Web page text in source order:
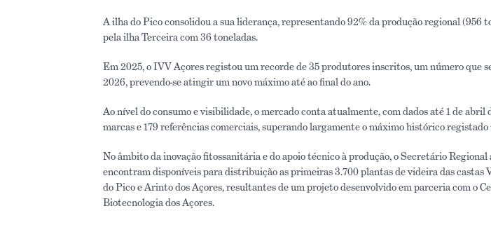
A ilha do Pico consolidou a sua liderança, representando 92% da produção regional (956
pela ilha Terceira com 36 toneladas.
Em 2025, o IVV Açores registou um recorde de 35 produtores inscritos, um número que
2026, prevendo-se atingir um novo máximo até ao final do ano.
Ao nível do consumo e visibilidade, o mercado conta atualmente, com dados até 1 de abril
marcas e 179 referências comerciais, superando largamente o máximo histórico registado
No âmbito da inovação fitossanitária e do apoio técnico à produção, o Secretário Regional
encontram disponíveis para distribuição as primeiras 3.700 plantas de videira das castas
do Pico e Arinto dos Açores, resultantes de um projeto desenvolvido em parceria com o
Biotecnologia dos Açores.